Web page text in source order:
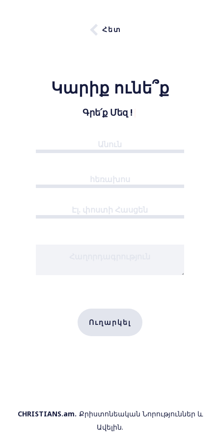
Հետ
Կարիք ունե՞ք
Գրե՛ք Մեզ !
Ուղարկել
CHRISTIANS.am. Քրիստոնեական Նորություններ և
Ավելին.